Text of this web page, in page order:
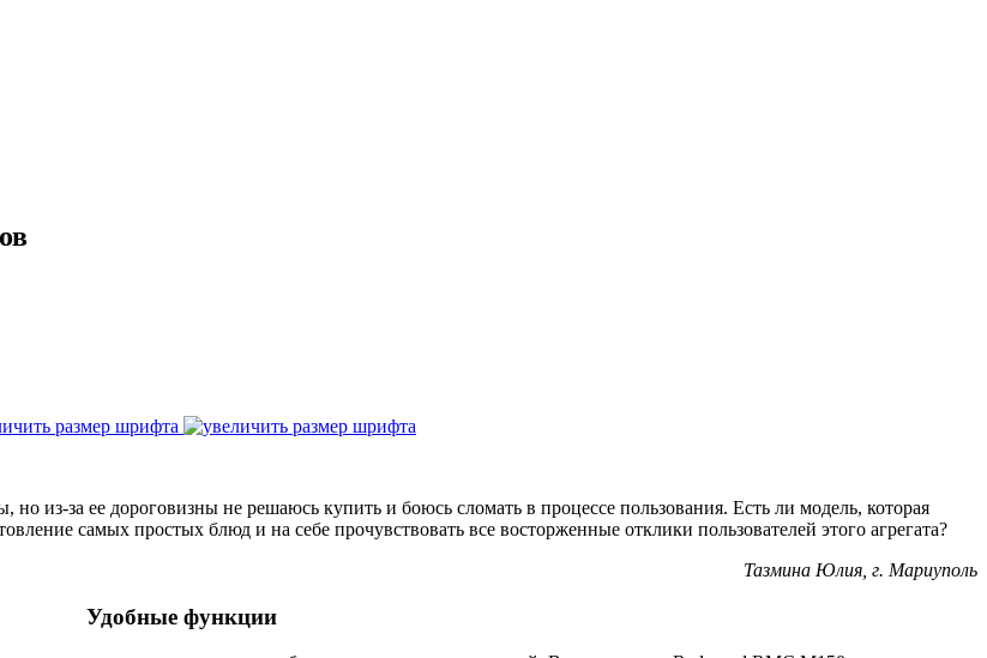
размер шрифта
из-за ее дороговизны не решаюсь купить и боюсь сломать в процессе пользования. Есть ли модель, которая
самых простых блюд и на себе прочувствовать все восторженные отклики пользователей этого агрегата?
Тазмина Юлия, г. Мариуполь
Удобные функции